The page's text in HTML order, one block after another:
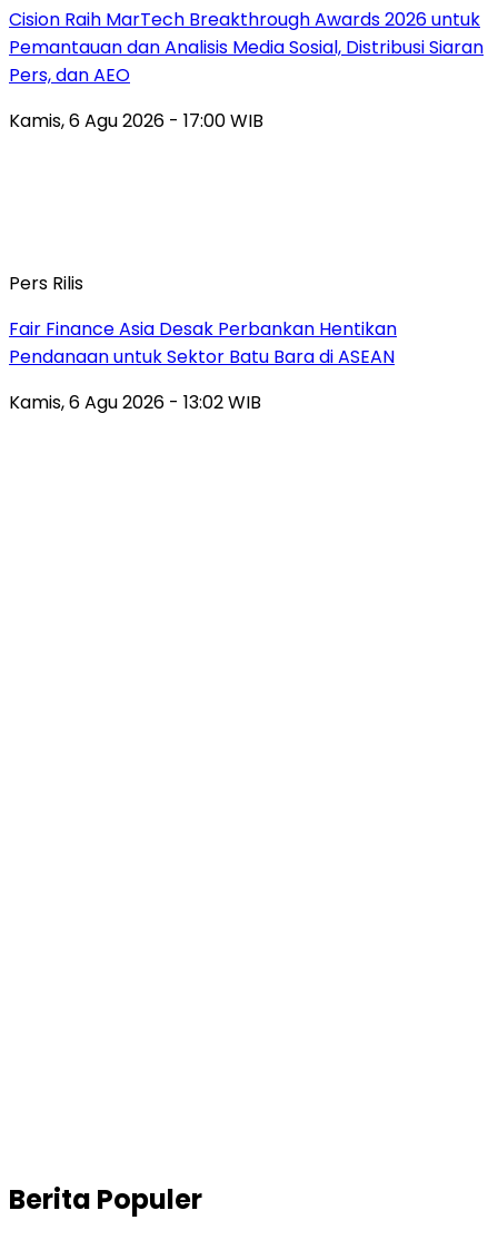
Cision Raih MarTech Breakthrough Awards 2026 untuk
Pemantauan dan Analisis Media Sosial, Distribusi Siaran
Pers, dan AEO
Kamis, 6 Agu 2026 - 17:00 WIB
Pers Rilis
Fair Finance Asia Desak Perbankan Hentikan
Pendanaan untuk Sektor Batu Bara di ASEAN
Kamis, 6 Agu 2026 - 13:02 WIB
Berita Populer